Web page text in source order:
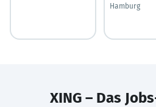
Hamburg
XING – Das